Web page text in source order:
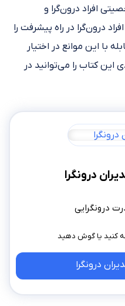
افراد درون‌گرا و
درون‌گرا در راه پیشرفت را
با این موانع در اختیار
این کتاب را می‌توانید در
درونگرا
درونگرایی
درونگرا